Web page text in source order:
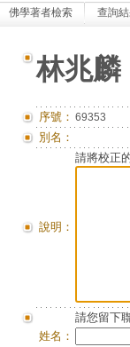
佛學著者檢索 查詢
林兆麟
序號： 69353
別名：
說明：
請將校正
請您留下
姓名：